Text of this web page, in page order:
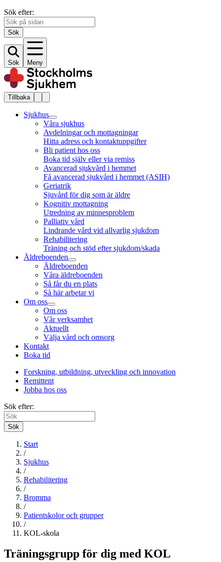
Sök efter:
Sök
Sök Meny
Tillbaka
Sjukhus
Våra sjukhus
Avdelningar och mottagningar
Hitta adress och kontaktuppgifter
Bli patient hos oss
Boka tid själv eller via remiss
Avancerad sjukvård i hemmet
Få avancerad sjukvård i hemmet (ASIH)
Geriatrik
Sjuvård för dig som är äldre
Kognitiv mottagning
Utredning av minnesproblem
Palliativ vård
Lindrande vård vid allvarlig sjukdom
Rehabilitering
Träning och stöd efter sjukdom/skada
Äldreboenden
Äldreboenden
Våra äldreboenden
Så får du en plats
Så här arbetar vi
Om oss
Om oss
Vår verksamhet
Aktuellt
Välja vård och omsorg
Kontakt
Boka tid
Forskning, utbildning, utveckling och innovation
Remittent
Jobba hos oss
Sök efter:
Sök
Start
/
Sjukhus
/
Rehabilitering
/
Bromma
/
Patientskolor och grupper
/
KOL-skola
Träningsgrupp för dig med KOL